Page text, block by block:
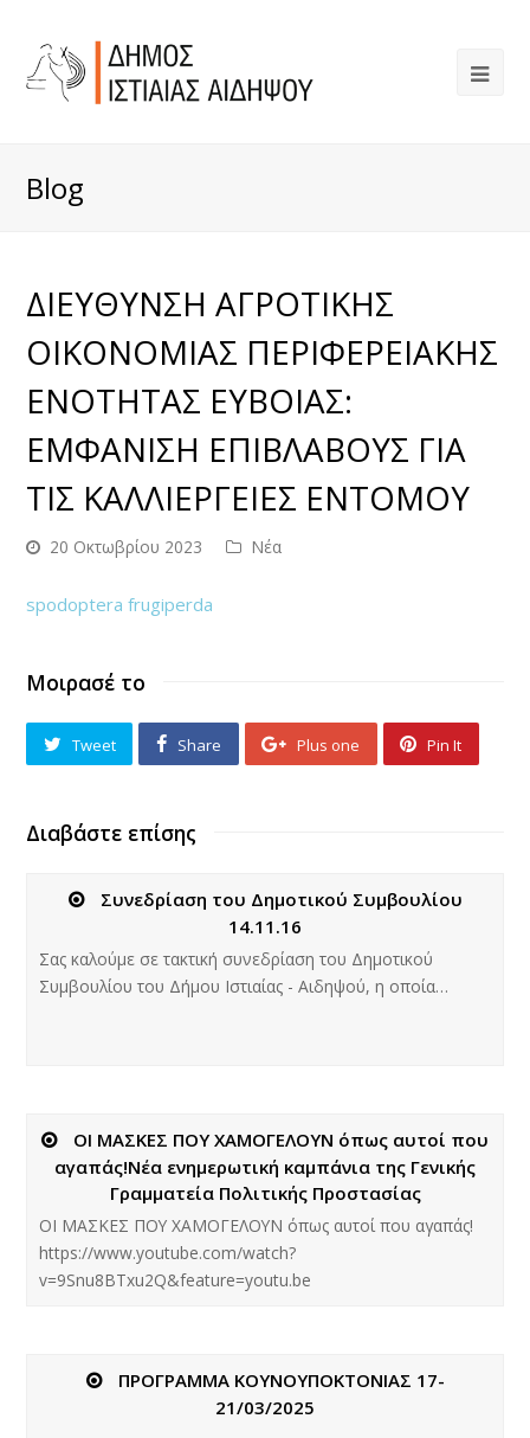
Blog
ΔΙΕΥΘΥΝΣΗ ΑΓΡΟΤΙΚΗΣ
ΟΙΚΟΝΟΜΙΑΣ ΠΕΡΙΦΕΡΕΙΑΚΗΣ
ΕΝΟΤΗΤΑΣ ΕΥΒΟΙΑΣ:
ΕΜΦΑΝΙΣΗ ΕΠΙΒΛΑΒΟΥΣ ΓΙΑ
ΤΙΣ ΚΑΛΛΙΕΡΓΕΙΕΣ ΕΝΤΟΜΟΥ
20 Οκτωβρίου 2023 Νέα
spodoptera frugiperda
Μοιρασέ το
Tweet Share Plus one Pin It
Διαβάστε επίσης
Συνεδρίαση του Δημοτικού Συμβουλίου
14.11.16
Σας καλούμε σε τακτική συνεδρίαση του Δημοτικού
Συμβουλίου του Δήμου Ιστιαίας - Αιδηψού, η οποία…
ΟΙ ΜΑΣΚΕΣ ΠΟΥ ΧΑΜΟΓΕΛΟΥΝ όπως αυτοί που
αγαπάς!Νέα ενημερωτική καμπάνια της Γενικής
Γραμματεία Πολιτικής Προστασίας
ΟΙ ΜΑΣΚΕΣ ΠΟΥ ΧΑΜΟΓΕΛΟΥΝ όπως αυτοί που αγαπάς!
https://www.youtube.com/watch?
v=9Snu8BTxu2Q&feature=youtu.be
ΠΡΟΓΡΑΜΜΑ ΚΟΥΝΟΥΠΟΚΤΟΝΙΑΣ 17-
21/03/2025